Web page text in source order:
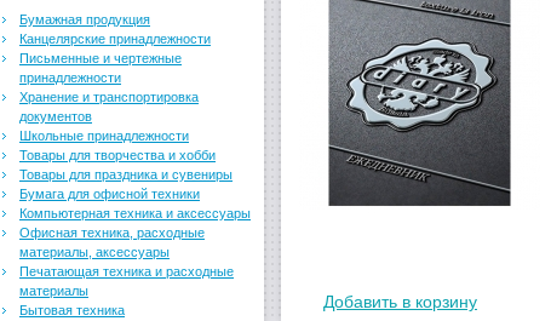
Добавить в корзину
Бумажная продукция
Канцелярские принадлежности
Письменные и чертежные
принадлежности
Хранение и транспортировка
документов
Школьные принадлежности
Товары для творчества и хобби
Товары для праздника и сувениры
Бумага для офисной техники
Компьютерная техника и аксессуары
Офисная техника, расходные
материалы, аксессуары
Печатающая техника и расходные
материалы
Бытовая техника